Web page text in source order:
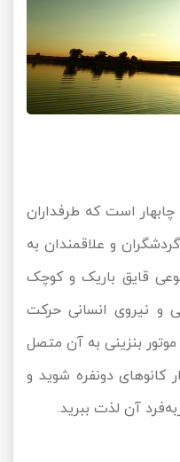
است که طرفداران
و علاقمندان به
قایق باریک و کوچک
و نیروی انسانی حرکت
موتور بنزینی به آن متصل
کانوهای دونفره شوید و
آن لذت ببرید.